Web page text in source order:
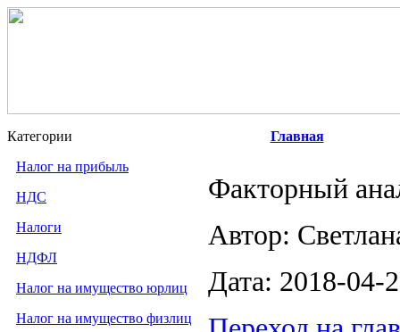
Категории
Налог на прибыль
НДС
Налоги
НДФЛ
Налог на имущество юрлиц
Налог на имущество физлиц
Главная
Факторный
Автор:
Дата: 2018-04-